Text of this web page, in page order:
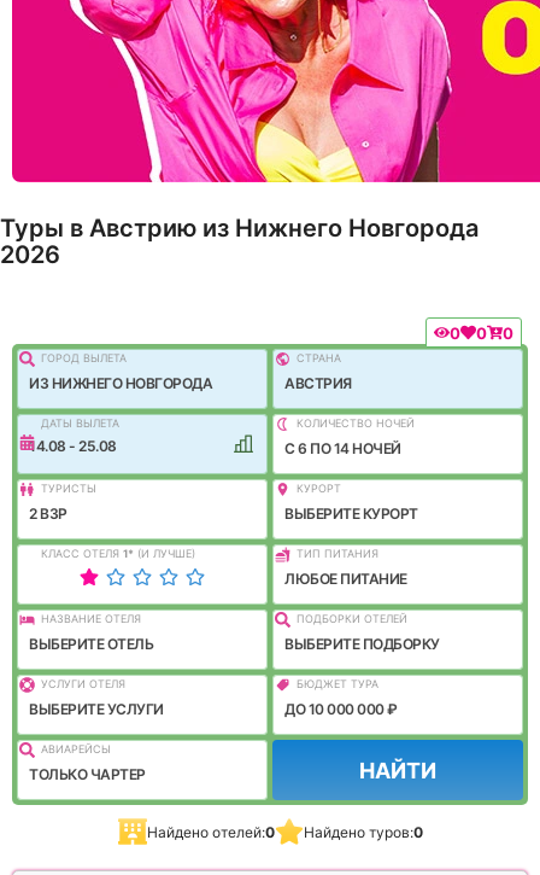
Туры в Австрию из Нижнего Новгорода
2026
0 0 0
ГОРОД ВЫЛEТА
ИЗ НИЖНЕГО НОВГОРОДА
СТРАНА
АВСТРИЯ
ДАТЫ ВЫЛЕТА
14.08 - 25.08
КОЛИЧЕСТВО НОЧЕЙ
C 6 ПО 14 НОЧЕЙ
ТУРИСТЫ
2 ВЗР
КУРОРТ
ВЫБЕРИТЕ КУРОРТ
КЛАСС ОТЕЛЯ 1* (И ЛУЧШЕ) ТИП ПИТАНИЯ
ЛЮБОЕ ПИТАНИЕ
НАЗВАНИЕ ОТЕЛЯ
ВЫБЕРИТЕ ОТЕЛЬ
ПОДБОРКИ ОТЕЛЕЙ
ВЫБЕРИТЕ ПОДБОРКУ
УСЛУГИ ОТЕЛЯ
ВЫБЕРИТЕ УСЛУГИ
БЮДЖЕТ ТУРА
ДО 10 000 000 ₽
АВИАРЕЙСЫ
ТОЛЬКО ЧАРТЕР НАЙТИ
Найдено отелей:0 Найдено туров:0